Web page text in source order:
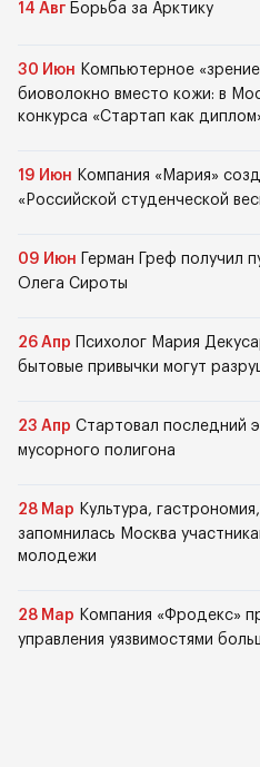
14 Авг Борьба за Арктику
30 Июн Компьютерное
биоволокно вместо кожи: в
конкурса «Стартап как
19 Июн Компания «Мария»
«Российской студенческой
09 Июн
Герман Греф получил
Олега Сироты
26 Апр
Психолог Мария
бытовые привычки могут
23 Апр Стартовал последний
мусорного полигона
28 Мар Культура,
запомнилась Москва
молодежи
28 Мар Компания «Фродекс»
управления уязвимостями